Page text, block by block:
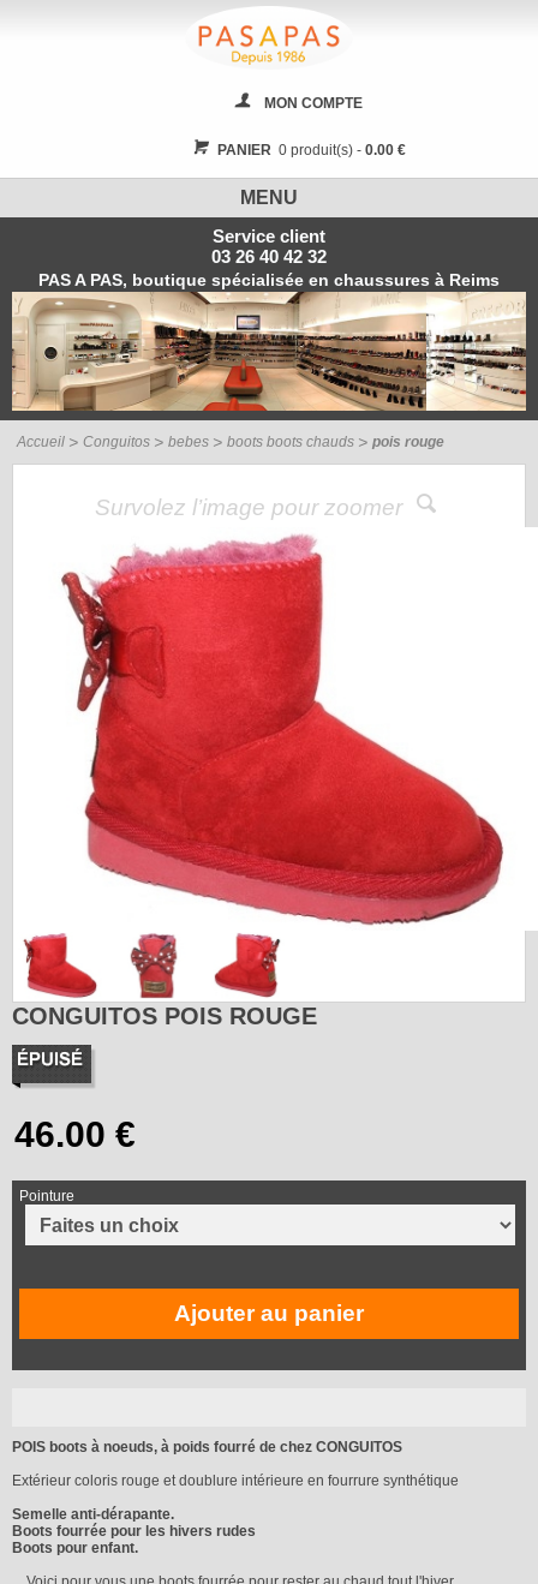
MON COMPTE
PANIER0 produit(s) - 0.00 €
MENU
Service client
03 26 40 42 32
PAS A PAS, boutique spécialisée en chaussures à Reims
Accueil Conguitos bebes boots boots chauds pois rouge
Survolez l’image pour zoomer
CONGUITOS POIS ROUGE
Pointure
Ajouter au panier
POIS boots à noeuds, à poids fourré de chez CONGUITOS
Extérieur coloris rouge et doublure intérieure en fourrure synthétique
Semelle anti-dérapante.
Boots fourrée pour les hivers rudes
Boots pour enfant.